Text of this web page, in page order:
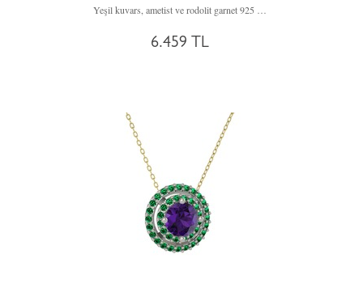
6.459 TL